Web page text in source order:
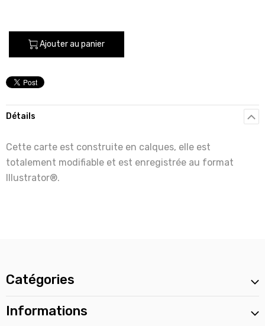
Ajouter au panier
Détails
Cette carte est construite en calques, elle est
totalement modifiable et est enregistrée au format
Illustrator®.
Catégories
Informations